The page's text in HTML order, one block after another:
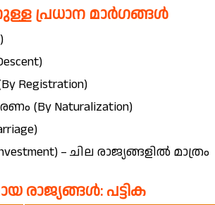
പ്രധാന മാർഗങ്ങൾ
Registration)
(By Naturalization)
– ചില രാജ്യങ്ങളിൽ മാത്രം
രാജ്യങ്ങൾ: പട്ടിക